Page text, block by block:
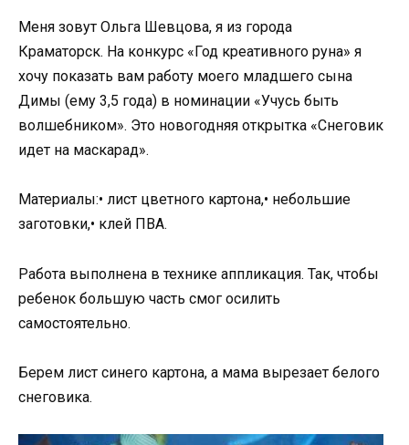
Меня зовут Ольга Шевцова, я из города
Краматорск. На конкурс «Год креативного руна» я
хочу показать вам работу моего младшего сына
Димы (ему 3,5 года) в номинации «Учусь быть
волшебником». Это новогодняя открытка «Снеговик
идет на маскарад».
Материалы:• лист цветного картона,• небольшие
заготовки,• клей ПВА.
Работа выполнена в технике аппликация. Так, чтобы
ребенок большую часть смог осилить
самостоятельно.
Берем лист синего картона, а мама вырезает белого
снеговика.